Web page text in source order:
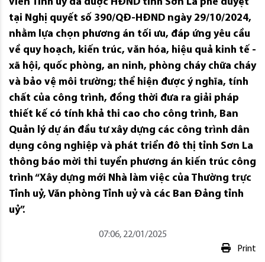
tại Nghị quyết số 390/QĐ-HĐND ngày 29/10/2024,
nhằm lựa chọn phương án tối ưu, đáp ứng yêu cầu
về quy hoạch, kiến trúc, văn hóa, hiệu quả kinh tế -
xã hội, quốc phòng, an ninh, phòng cháy chữa cháy
và bảo vệ môi trường; thể hiện được ý nghĩa, tính
chất của công trình, đồng thời đưa ra giải pháp
thiết kế có tính khả thi cao cho công trình, Ban
Quản lý dự án đầu tư xây dựng các công trình dân
dụng công nghiệp và phát triển đô thị tỉnh Sơn La
thông báo mời thi tuyển phương án kiến trúc công
trình “Xây dựng mới Nhà làm việc của Thường trực
Tỉnh uỷ, Văn phòng Tỉnh uỷ và các Ban Đảng tỉnh
uỷ”.
07:06, 22/01/2025
Print